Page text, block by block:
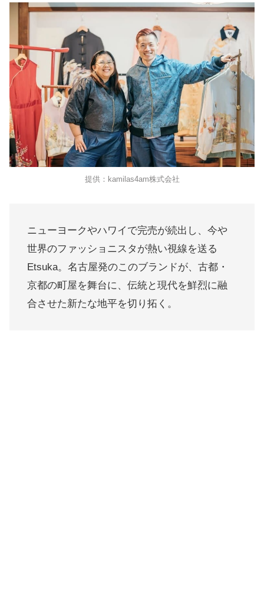
提供：kamilas4am株式会社
ニューヨークやハワイで完売が続出し、今や
世界のファッショニスタが熱い視線を送る
Etsuka。名古屋発のこのブランドが、古都・
京都の町屋を舞台に、伝統と現代を鮮烈に融
合させた新たな地平を切り拓く。